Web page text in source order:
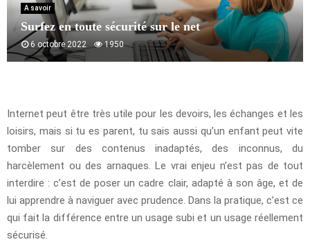
A savoir
Surfez en toute sécurité sur le net
6 octobre 2022 1950
Internet peut être très utile pour les devoirs, les échanges et les
loisirs, mais si tu es parent, tu sais aussi qu’un enfant peut vite
tomber sur des contenus inadaptés, des inconnus, du
harcèlement ou des arnaques. Le vrai enjeu n’est pas de tout
interdire : c’est de poser un cadre clair, adapté à son âge, et de
lui apprendre à naviguer avec prudence. Dans la pratique, c’est ce
qui fait la différence entre un usage subi et un usage réellement
sécurisé.